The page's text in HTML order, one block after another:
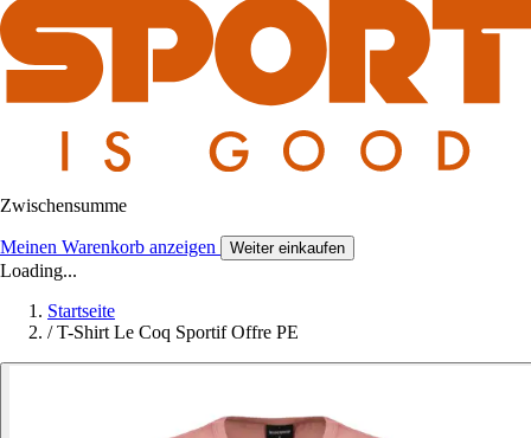
Zwischensumme
Meinen Warenkorb anzeigen Weiter einkaufen
Loading...
Startseite
/ T-Shirt Le Coq Sportif Offre PE